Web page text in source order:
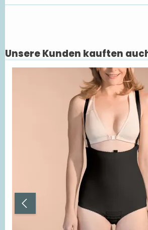
Produktgalerie überspringen
Unsere Kunden kauften